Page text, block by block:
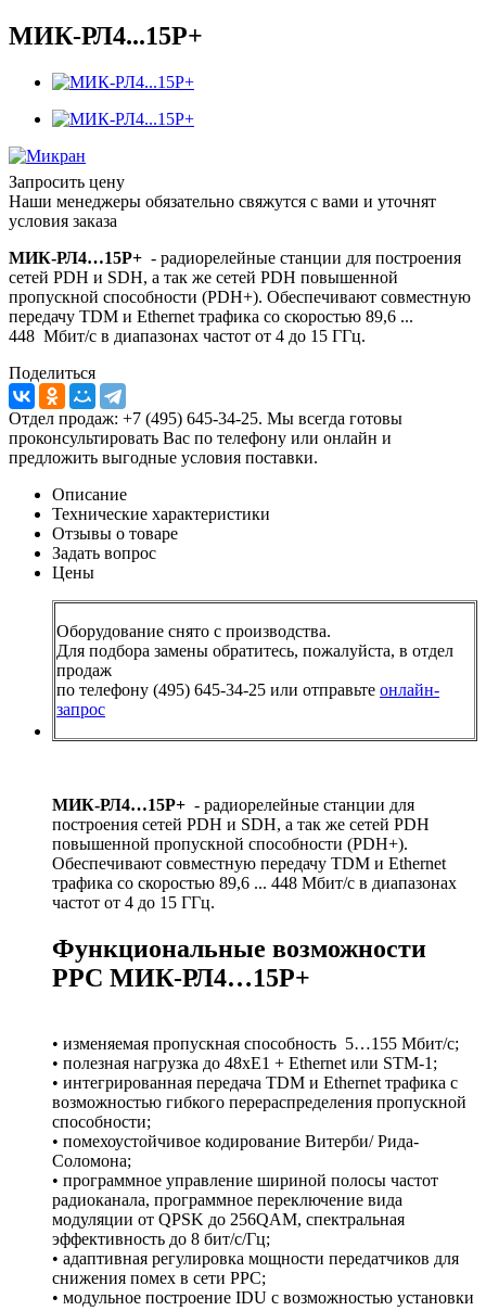
МИК-РЛ4...15Р+
Запросить цену
Наши менеджеры обязательно свяжутся с вами и уточнят
условия заказа
МИК-РЛ4…15Р+ - радиорелейные станции для построения
сетей PDH и SDH, а так же сетей PDH повышенной
пропускной способности (PDH+). Обеспечивают совместную
передачу TDM и Ethernet трафика со скоростью 89,6 ...
448 Мбит/с в диапазонах частот от 4 до 15 ГГц.
Поделиться
Отдел продаж: +7 (495) 645-34-25. Мы всегда готовы
проконсультировать Вас по телефону или онлайн и
предложить выгодные условия поставки.
Описание
Технические характеристики
Отзывы о товаре
Задать вопрос
Цены
Оборудование снято с производства.
Для подбора замены обратитесь, пожалуйста, в отдел
продаж
по телефону (495) 645-34-25 или отправьте онлайн-
запрос
МИК-РЛ4…15Р+ - радиорелейные станции для
построения сетей PDH и SDH, а так же сетей PDH
повышенной пропускной способности (PDH+).
Обеспечивают совместную передачу TDM и Ethernet
трафика со скоростью 89,6 ... 448 Мбит/с в диапазонах
частот от 4 до 15 ГГц.
Функциональные возможности
РРС МИК-РЛ4…15Р+
• изменяемая пропускная способность 5…155 Мбит/с;
• полезная нагрузка до 48хЕ1 + Ethernet или STM-1;
• интегрированная передача TDM и Ethernet трафика с
возможностью гибкого перераспределения пропускной
способности;
• помехоустойчивое кодирование Витерби/ Рида-
Соломона;
• программное управление шириной полосы частот
радиоканала, программное переключение вида
модуляции от QPSK до 256QAM, спектральная
эффективность до 8 бит/с/Гц;
• адаптивная регулировка мощности передатчиков для
снижения помех в сети РРС;
• модульное построение IDU с возможностью установки